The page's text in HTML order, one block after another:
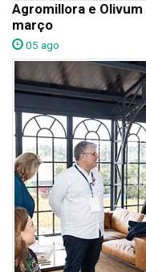
Agromillora e
março
05 ago